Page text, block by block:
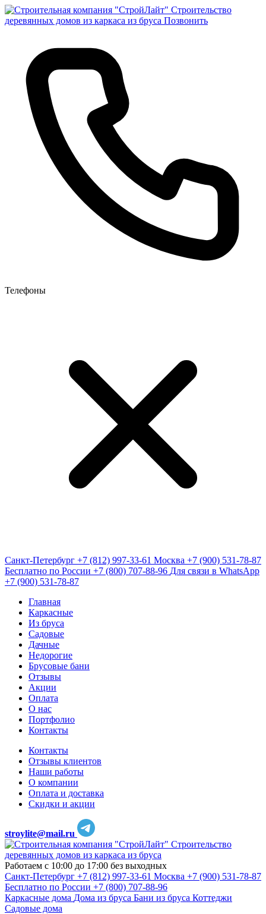
Строительство
деревянных домов из каркаса из бруса Позвонить
Телефоны
Санкт-Петербург +7 (812) 997-33-61 Москва +7 (900) 531-78-87
Бесплатно по России +7 (800) 707-88-96 Для связи в WhatsApp
+7 (900) 531-78-87
Главная
Каркасные
Из бруса
Садовые
Дачные
Недорогие
Брусовые бани
Отзывы
Акции
Оплата
О нас
Портфолио
Контакты
Контакты
Отзывы клиентов
Наши работы
О компании
Оплата и доставка
Скидки и акции
stroylite@mail.ru
Строительство
деревянных домов из каркаса из бруса
Работаем с 10:00 до 17:00 без выходных
Санкт-Петербург +7 (812) 997-33-61 Москва +7 (900) 531-78-87
Бесплатно по России +7 (800) 707-88-96
Каркасные дома Дома из бруса Бани из бруса Коттеджи
Садовые дома